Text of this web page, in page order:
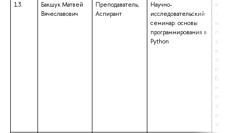
13.
Бакшук Матвей
Вячеславович
Преподаватель;
Аспирант
Научно-
исследовательский
семинар: основы
программирования в
Python
–